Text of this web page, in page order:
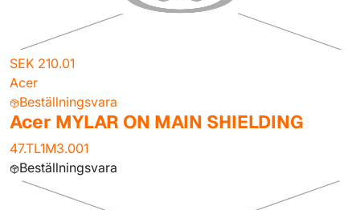
SEK 210.01
Acer
Beställningsvara
Acer MYLAR ON MAIN SHIELDING
47.TL1M3.001
Beställningsvara